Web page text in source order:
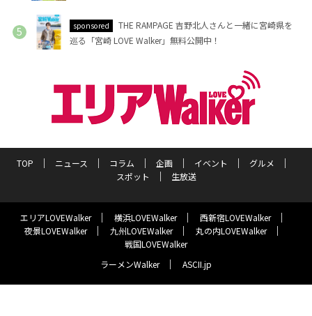
sponsored
THE RAMPAGE 吉野北人さんと一緒に宮崎県を
巡る「宮崎 LOVE Walker」無料公開中！
TOP ニュース コラム 企画 イベント
グルメ
スポット
生放送
エリアLOVEWalker 横浜LOVEWalker
西新宿LOVEWalker
夜景LOVEWalker
九州LOVEWalker
丸の内LOVEWalker
戦国LOVEWalker
ラーメンWalker
ASCII.jp